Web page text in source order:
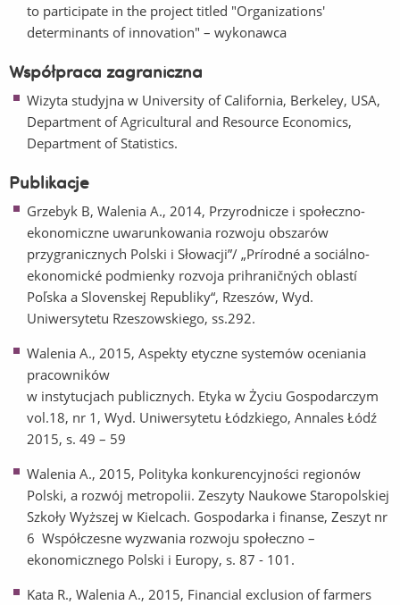
to participate in the project titled "Organizations'
determinants of innovation" – wykonawca
Współpraca zagraniczna
Wizyta studyjna w University of California, Berkeley, USA,
Department of Agricultural and Resource Economics,
Department of Statistics.
Publikacje
Grzebyk B, Walenia A., 2014, Przyrodnicze i społeczno-
ekonomiczne uwarunkowania rozwoju obszarów
przygranicznych Polski i Słowacji”/ „Prírodné a sociálno-
ekonomické podmienky rozvoja prihraničných oblastí
Poľska a Slovenskej Republiky“, Rzeszów, Wyd.
Uniwersytetu Rzeszowskiego, ss.292.
Walenia A., 2015, Aspekty etyczne systemów oceniania
pracowników
w instytucjach publicznych. Etyka w Życiu Gospodarczym
vol.18, nr 1, Wyd. Uniwersytetu Łódzkiego, Annales Łódź
2015, s. 49 – 59
Walenia A., 2015, Polityka konkurencyjności regionów
Polski, a rozwój metropolii. Zeszyty Naukowe Staropolskiej
Szkoły Wyższej w Kielcach. Gospodarka i finanse, Zeszyt nr
6 Współczesne wyzwania rozwoju społeczno –
ekonomicznego Polski i Europy, s. 87 - 101.
Kata R., Walenia A., 2015, Financial exclusion of farmers